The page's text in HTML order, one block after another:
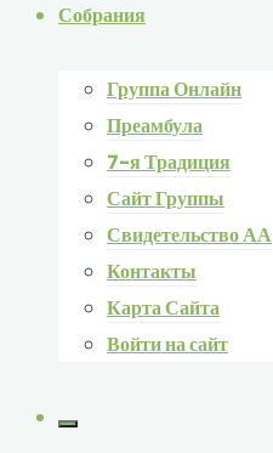
Собрания
Группа Онлайн
Преамбула
7-я Традиция
Сайт Группы
Свидетельство АА
Контакты
Карта Сайта
Войти на сайт